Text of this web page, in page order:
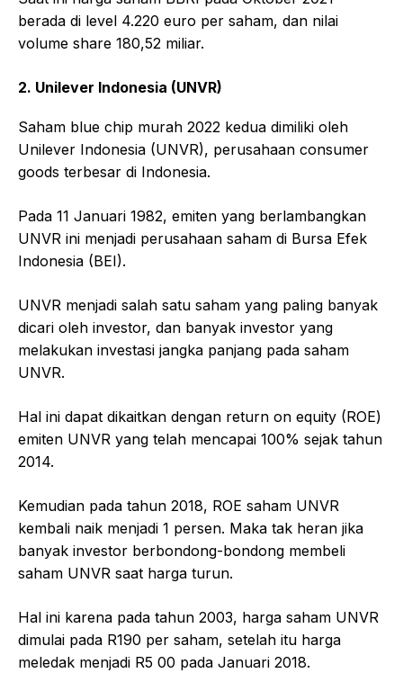
berada di level 4.220 euro per saham, dan nilai
volume share 180,52 miliar.
2. Unilever Indonesia (UNVR)
Saham blue chip murah 2022 kedua dimiliki oleh
Unilever Indonesia (UNVR), perusahaan consumer
goods terbesar di Indonesia.
Pada 11 Januari 1982, emiten yang berlambangkan
UNVR ini menjadi perusahaan saham di Bursa Efek
Indonesia (BEI).
UNVR menjadi salah satu saham yang paling banyak
dicari oleh investor, dan banyak investor yang
melakukan investasi jangka panjang pada saham
UNVR.
Hal ini dapat dikaitkan dengan return on equity (ROE)
emiten UNVR yang telah mencapai 100% sejak tahun
2014.
Kemudian pada tahun 2018, ROE saham UNVR
kembali naik menjadi 1 persen. Maka tak heran jika
banyak investor berbondong-bondong membeli
saham UNVR saat harga turun.
Hal ini karena pada tahun 2003, harga saham UNVR
dimulai pada R190 per saham, setelah itu harga
meledak menjadi R5 00 pada Januari 2018.